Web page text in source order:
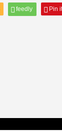
feedly Pin it